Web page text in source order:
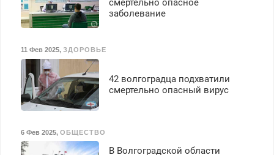
смертельно опасное
заболевание
11 Фев 2025, ЗДОРОВЬЕ
42 волгоградца подхватили
смертельно опасный вирус
6 Фев 2025, ОБЩЕСТВО
В Волгоградской области